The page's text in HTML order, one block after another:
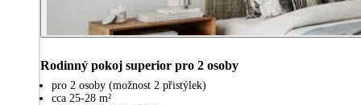
Rodinný pokoj superior pro 2 osoby
pro 2 osoby (možnost 2 přistýlek)
cca 25-28 m²